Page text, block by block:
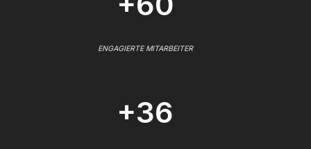
ENGAGIERTE MITARBEITER
+36